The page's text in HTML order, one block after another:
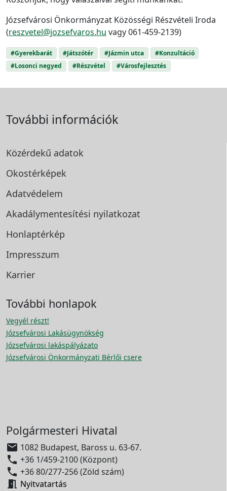
Józsefvárosi Önkormányzat Közösségi Részvételi Iroda
(reszvetel@jozsefvaros.hu vagy 061-459-2139)
#Gyerekbarát #Játszótér #Jázmin utca
#Konzultáció
#Losonci negyed
#Részvétel #Városfejlesztés
További információk
Közérdekű adatok
Okostérképek
Adatvédelem
Akadálymentesítési nyilatkozat
Honlaptérkép
Impresszum
Karrier
További honlapok
Vegyél részt!
Józsefvárosi Lakásügynökség
Józsefvárosi lakáspályázato
Józsefvárosi Önkormányzati Bérlői csere
Polgármesteri Hivatal
 1082 Budapest, Baross u. 63-67.
 +36 1/459-2100 (Központ)
 +36 80/277-256 (Zöld szám)
 Nyitvatartás